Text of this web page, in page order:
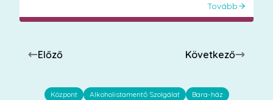
Tovább
Előző Következő
Központ Alkoholistamentő Szolgálat
Bara-ház